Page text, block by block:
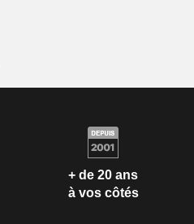
+ de 20 ans
à vos côtés